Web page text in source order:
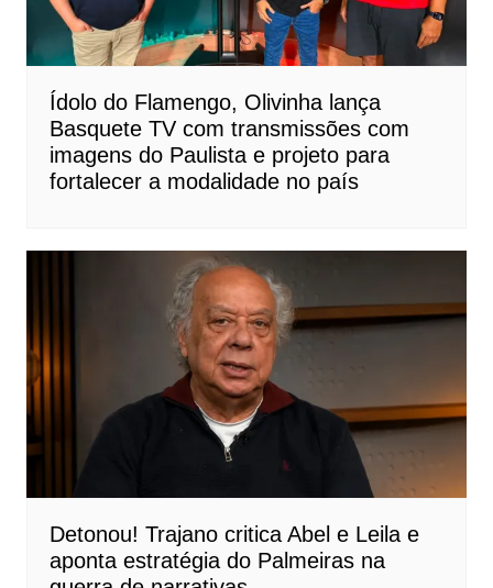
Ídolo do Flamengo, Olivinha lança
Basquete TV com transmissões com
imagens do Paulista e projeto para
fortalecer a modalidade no país
Detonou! Trajano critica Abel e Leila e
aponta estratégia do Palmeiras na